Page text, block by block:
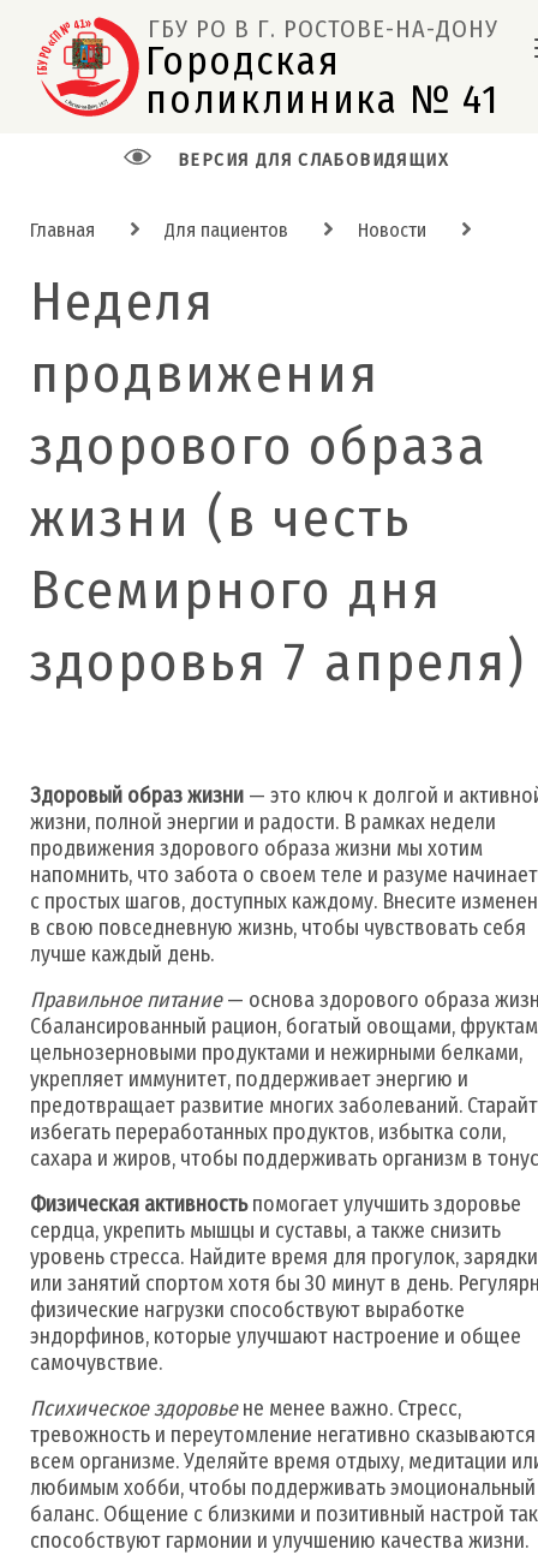
ГБУ РО В Г. РОСТОВЕ-НА-ДОНУ
Городская
поликлиника № 41
ВЕРСИЯ ДЛЯ СЛАБОВИДЯЩИХ
Главная Для пациентов Новости
Неделя
продвижения
здорового образа
жизни (в честь
Всемирного дня
здоровья 7 апреля)
Здоровый образ жизни — это ключ к долгой и
жизни, полной энергии и радости. В рамках недели
продвижения здорового образа жизни мы хотим
напомнить, что забота о своем теле и разуме
с простых шагов, доступных каждому. Внесите
в свою повседневную жизнь, чтобы чувствовать себя
лучше каждый день.
Правильное питание— основа здорового образа
Сбалансированный рацион, богатый овощами,
цельнозерновыми продуктами и нежирными белками,
укрепляет иммунитет, поддерживает энергию и
предотвращает развитие многих заболеваний.
избегать переработанных продуктов, избытка соли,
сахара и жиров, чтобы поддерживать организм в
Физическая активностьпомогает улучшить здоровье
сердца, укрепить мышцы и суставы, а также снизить
уровень стресса. Найдите время для прогулок, зарядки
или занятий спортом хотя бы 30 минут в день.
физические нагрузки способствуют выработке
эндорфинов, которые улучшают настроение и общее
самочувствие.
Психическое здоровьене менее важно. Стресс,
тревожность и переутомление негативно
всем организме. Уделяйте время отдыху, медитации
любимым хобби, чтобы поддерживать эмоциональный
баланс. Общение с близкими и позитивный настрой
способствуют гармонии и улучшению качества жизни.